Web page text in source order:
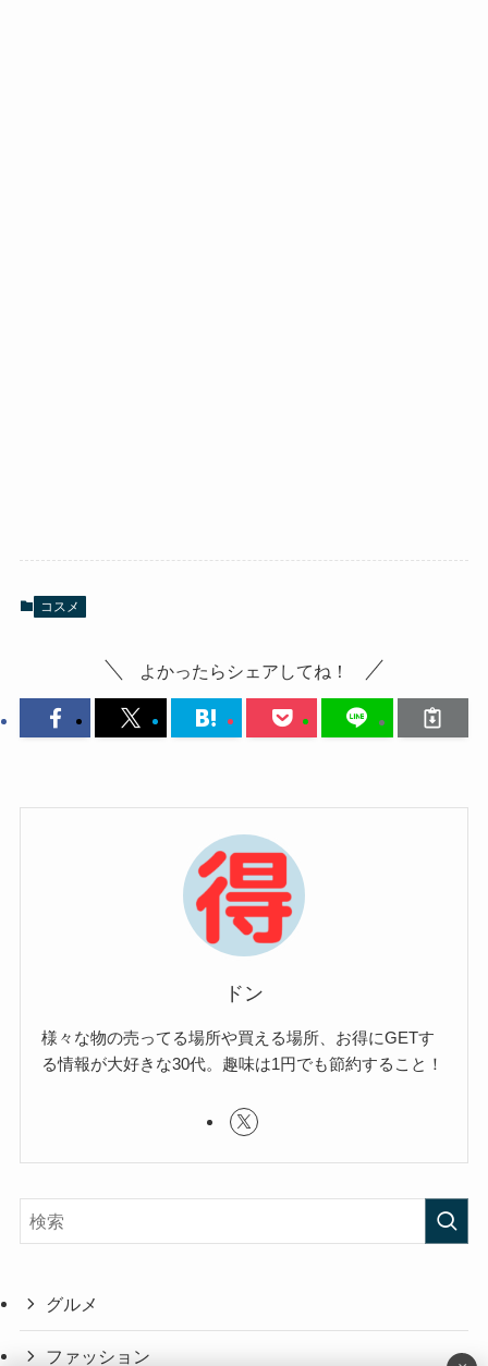
コスメ
よかったらシェアしてね！
ドン
様々な物の売ってる場所や買える場所、お得にGETす
る情報が大好きな30代。趣味は1円でも節約すること！
グルメ
ファッション